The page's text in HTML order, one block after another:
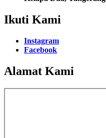
Ikuti Kami
Instagram
Facebook
Alamat Kami